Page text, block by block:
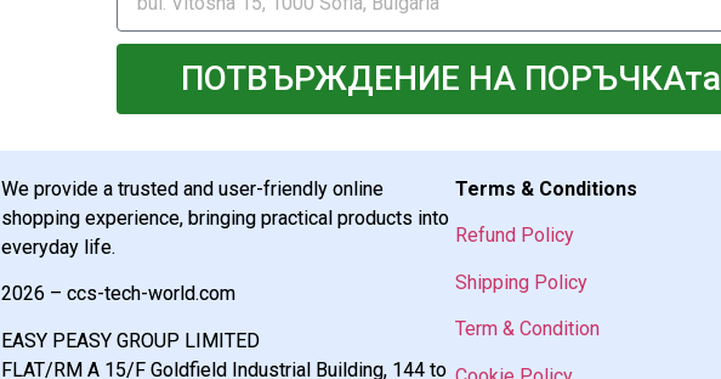
ПОТВЪРЖДЕНИЕ НА ПОРЪЧКАта
We provide a trusted and user-friendly online
shopping experience, bringing practical products into
everyday life.
2026 – ccs-tech-world.com
EASY PEASY GROUP LIMITED
FLAT/RM A 15/F Goldfield Industrial Building, 144 to
Terms & Conditions
Refund Policy
Shipping Policy
Term & Condition